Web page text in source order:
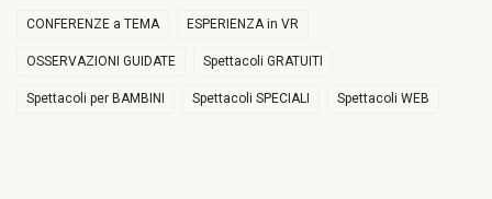
CONFERENZE a TEMA ESPERIENZA in VR
OSSERVAZIONI GUIDATE Spettacoli GRATUITI
Spettacoli per BAMBINI Spettacoli SPECIALI Spettacoli WEB